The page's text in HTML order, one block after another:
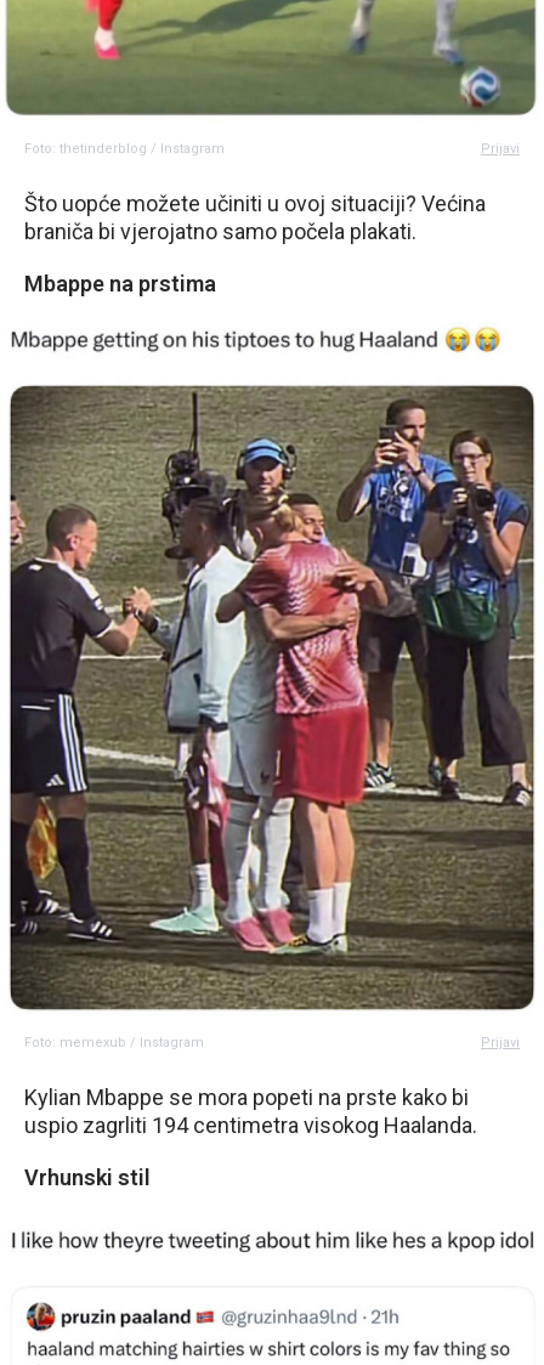
Foto: thetinderblog / Instagram Prijavi
Što uopće možete učiniti u ovoj situaciji? Većina
braniča bi vjerojatno samo počela plakati.
Mbappe na prstima
Foto: memexub / Instagram Prijavi
Kylian Mbappe se mora popeti na prste kako bi
uspio zagrliti 194 centimetra visokog Haalanda.
Vrhunski stil